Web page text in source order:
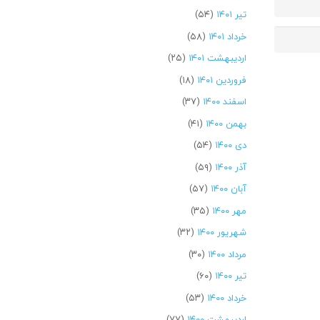
تیر ۱۴۰۱
(۵۴)
خرداد ۱۴۰۱
(۵۸)
اردیبهشت ۱۴۰۱
(۲۵)
فروردین ۱۴۰۱
(۱۸)
اسفند ۱۴۰۰
(۳۷)
بهمن ۱۴۰۰
(۴۱)
دی ۱۴۰۰
(۵۴)
آذر ۱۴۰۰
(۵۹)
آبان ۱۴۰۰
(۵۷)
مهر ۱۴۰۰
(۳۵)
شهریور ۱۴۰۰
(۳۲)
مرداد ۱۴۰۰
(۳۰)
تیر ۱۴۰۰
(۶۰)
خرداد ۱۴۰۰
(۵۳)